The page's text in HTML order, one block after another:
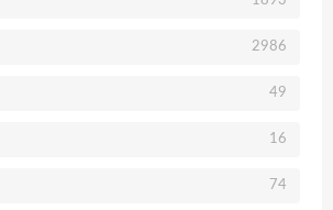
2986
49
16
74